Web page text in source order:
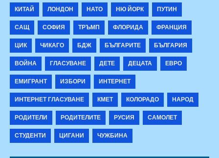
КИТАЙ
ЛОНДОН НАТО НЮ ЙОРК
ПУТИН
САЩ
СОФИЯ ТРЪМП ФЛОРИДА
ФРАНЦИЯ
ЦИК
ЧИКАГО БДЖ БЪЛГАРИТЕ
БЪЛГАРИЯ
ВОЙНА
ГЛАСУВАНЕ ДЕТЕ ДЕЦАТА
ЕВРО
ЕМИГРАНТ
ИЗБОРИ
ИНТЕРНЕТ
ИНТЕРНЕТ ГЛАСУВАНЕ
КМЕТ КОЛОРАДО
НАРОД
РОДИТЕЛИ
РОДИТЕЛИТЕ РУСИЯ
САМОЛЕТ
СТУДЕНТИ
ЦИГАНИ ЧУЖБИНА